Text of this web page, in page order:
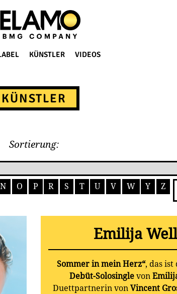
KÜNSTLER VIDEOS
KÜNSTLER
Sortierung:
N O P R S T U V W Y Z
Emilija
Sommer in mein Herz“, das
Debüt-Solosingle von
Duettpartnerin von Vincent